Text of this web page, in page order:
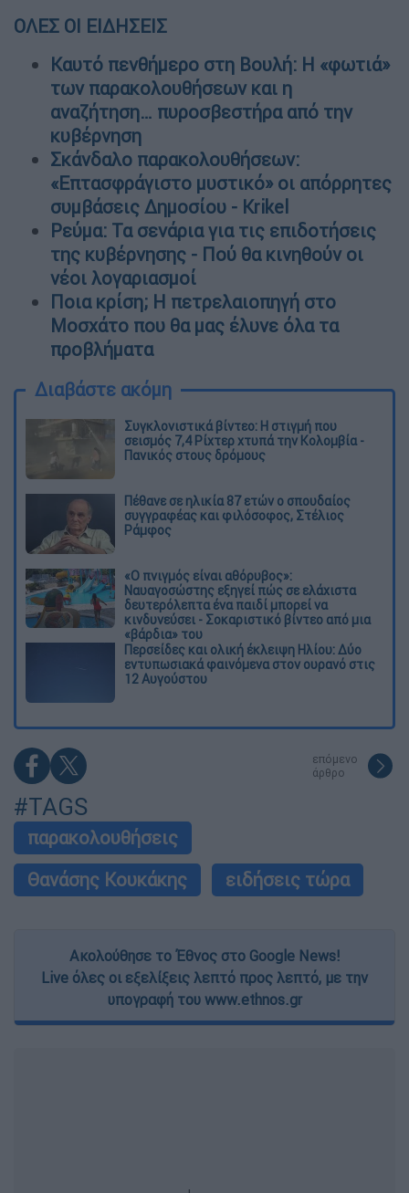
ΟΛΕΣ ΟΙ ΕΙΔΗΣΕΙΣ
Καυτό πενθήμερο στη Βουλή: Η «φωτιά»
των παρακολουθήσεων και η
αναζήτηση… πυροσβεστήρα από την
κυβέρνηση
Σκάνδαλο παρακολουθήσεων:
«Επτασφράγιστο μυστικό» οι απόρρητες
συμβάσεις Δημοσίου - Krikel
Ρεύμα: Τα σενάρια για τις επιδοτήσεις
της κυβέρνησης - Πού θα κινηθούν οι
νέοι λογαριασμοί
Ποια κρίση; Η πετρελαιοπηγή στο
Μοσχάτο που θα μας έλυνε όλα τα
προβλήματα
Διαβάστε ακόμη
Συγκλονιστικά βίντεο: Η στιγμή που
σεισμός 7,4 Ρίχτερ χτυπά την Κολομβία -
Πανικός στους δρόμους
Πέθανε σε ηλικία 87 ετών ο σπουδαίος
συγγραφέας και φιλόσοφος, Στέλιος
Ράμφος
«Ο πνιγμός είναι αθόρυβος»:
Ναυαγοσώστης εξηγεί πώς σε ελάχιστα
δευτερόλεπτα ένα παιδί μπορεί να
κινδυνεύσει - Σοκαριστικό βίντεο από μια
«βάρδια» του
Περσείδες και ολική έκλειψη Ηλίου: Δύο
εντυπωσιακά φαινόμενα στον ουρανό στις
12 Αυγούστου
επόμενο
άρθρο
#TAGS
παρακολουθήσεις
Θανάσης Κουκάκης
ειδήσεις τώρα
Ακολούθησε το Έθνος στο Google News!
Live όλες οι εξελίξεις λεπτό προς λεπτό, με την
υπογραφή του www.ethnos.gr